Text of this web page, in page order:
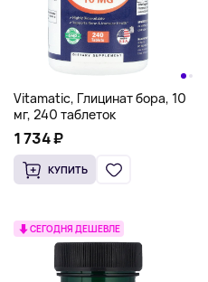
Vitamatic, Глицинат бора, 10
мг, 240 таблеток
1 734 ₽
КУПИТЬ
СЕГОДНЯ ДЕШЕВЛЕ